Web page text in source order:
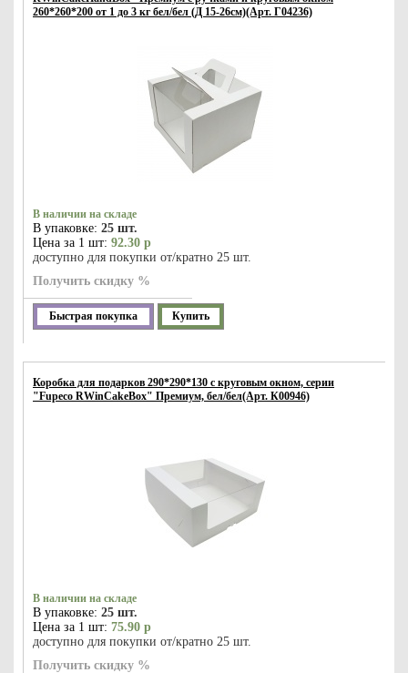
260*260*200 от 1 до 3 кг бел/бел (Д 15-26см)(Арт. Г04236)
В наличии на складе
В упаковке: 25 шт.
Цена за 1 шт: 92.30 р
доступно для покупки от/кратно 25 шт.
Получить скидку %
Быстрая покупка Купить
Коробка для подарков 290*290*130 с круговым окном, серии
"Fupeco RWinCakeBox" Премиум, бел/бел(Арт. К00946)
В наличии на складе
В упаковке: 25 шт.
Цена за 1 шт: 75.90 р
доступно для покупки от/кратно 25 шт.
Получить скидку %